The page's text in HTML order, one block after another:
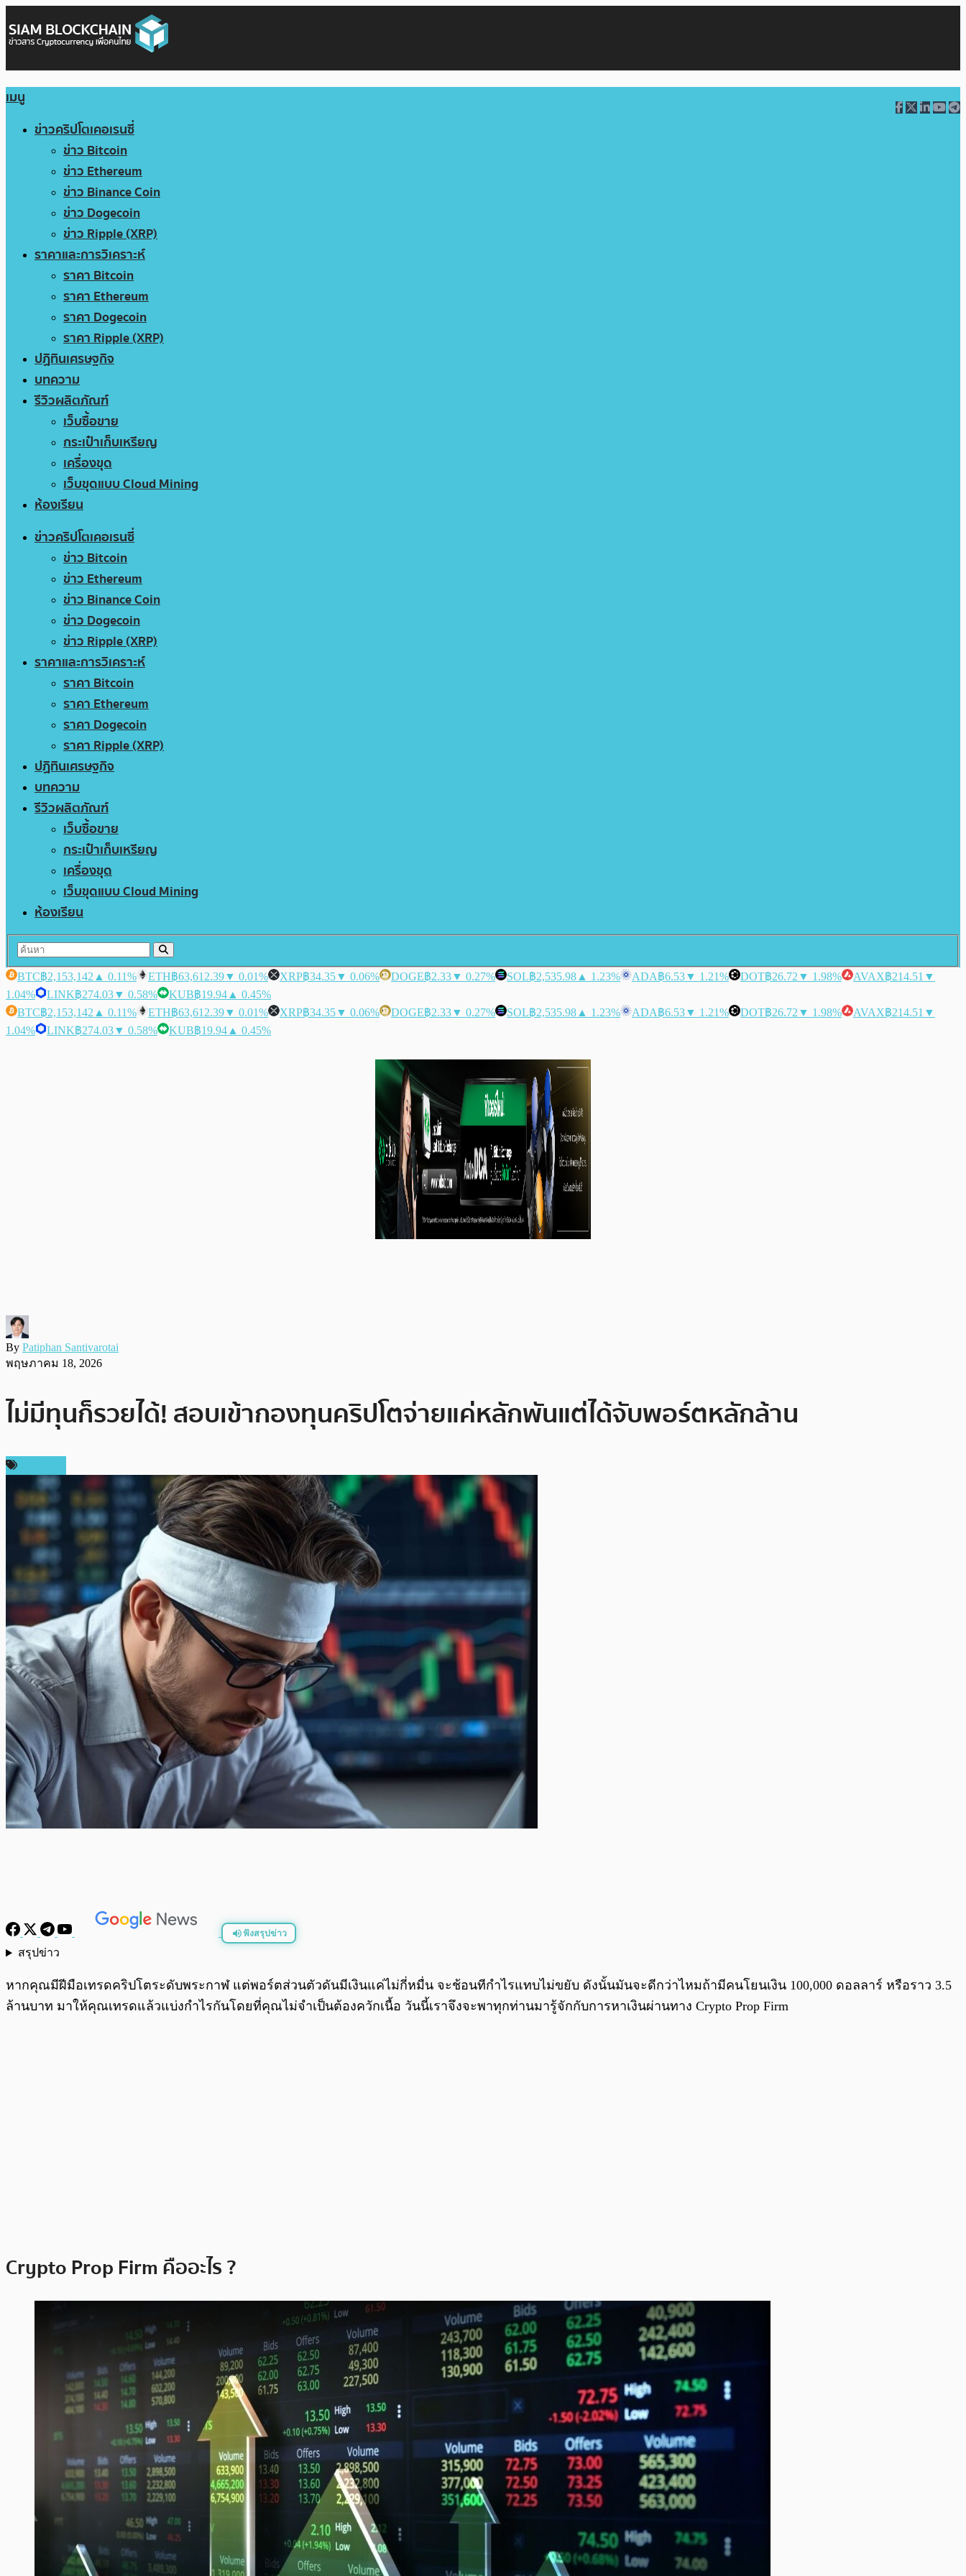
เมนู
ข่าวคริปโตเคอเรนซี่
ข่าว Bitcoin
ข่าว Ethereum
ข่าว Binance Coin
ข่าว Dogecoin
ข่าว Ripple (XRP)
ราคาและการวิเคราะห์
ราคา Bitcoin
ราคา Ethereum
ราคา Dogecoin
ราคา Ripple (XRP)
ปฏิทินเศรษฐกิจ
บทความ
รีวิวผลิตภัณฑ์
เว็บซื้อขาย
กระเป๋าเก็บเหรียญ
เครื่องขุด
เว็บขุดแบบ Cloud Mining
ห้องเรียน
ข่าวคริปโตเคอเรนซี่
ข่าว Bitcoin
ข่าว Ethereum
ข่าว Binance Coin
ข่าว Dogecoin
ข่าว Ripple (XRP)
ราคาและการวิเคราะห์
ราคา Bitcoin
ราคา Ethereum
ราคา Dogecoin
ราคา Ripple (XRP)
ปฏิทินเศรษฐกิจ
บทความ
รีวิวผลิตภัณฑ์
เว็บซื้อขาย
กระเป๋าเก็บเหรียญ
เครื่องขุด
เว็บขุดแบบ Cloud Mining
ห้องเรียน
BTC฿2,153,142 ▲ 0.11% ETH฿63,612.39▼ 0.01% XRP฿34.35▼ 0.06% DOGE฿2.33▼ 0.27% SOL฿2,535.98 ▲ 1.23% ADA฿6.53▼ 1.21% DOT฿26.72 ▼ 1.98% AVAX฿214.51 ▼
1.04%
LINK฿274.03▼ 0.58% KUB฿19.94 ▲ 0.45%
BTC฿2,153,142 ▲ 0.11% ETH฿63,612.39▼ 0.01% XRP฿34.35▼ 0.06% DOGE฿2.33▼ 0.27% SOL฿2,535.98 ▲ 1.23% ADA฿6.53▼ 1.21% DOT฿26.72 ▼ 1.98% AVAX฿214.51 ▼
1.04%
LINK฿274.03▼ 0.58% KUB฿19.94 ▲ 0.45%
By Patiphan Santivarotai
พฤษภาคม 18, 2026
ไม่มีทุนก็รวยได้! สอบเข้ากองทุนคริปโตจ่ายแค่หลักพันแต่ได้จับพอร์ตหลักล้าน
ฟังสรุปข่าว
สรุปข่าว
หากคุณมีฝีมือเทรดคริปโตระดับพระกาฬ แต่พอร์ตส่วนตัวดันมีเงินแค่ไม่กี่หมื่น จะช้อนทีกำไรแทบไม่ขยับ ดังนั้นมันจะดีกว่าไหมถ้ามีคนโยนเงิน 100,000 ดอลลาร์ หรือราว 3.5
ล้านบาท มาให้คุณเทรดแล้วแบ่งกำไรกันโดยที่คุณไม่จำเป็นต้องควักเนื้อ วันนี้เราจึงจะพาทุกท่านมารู้จักกับการหาเงินผ่านทาง Crypto Prop Firm
Crypto Prop Firm คืออะไร ?